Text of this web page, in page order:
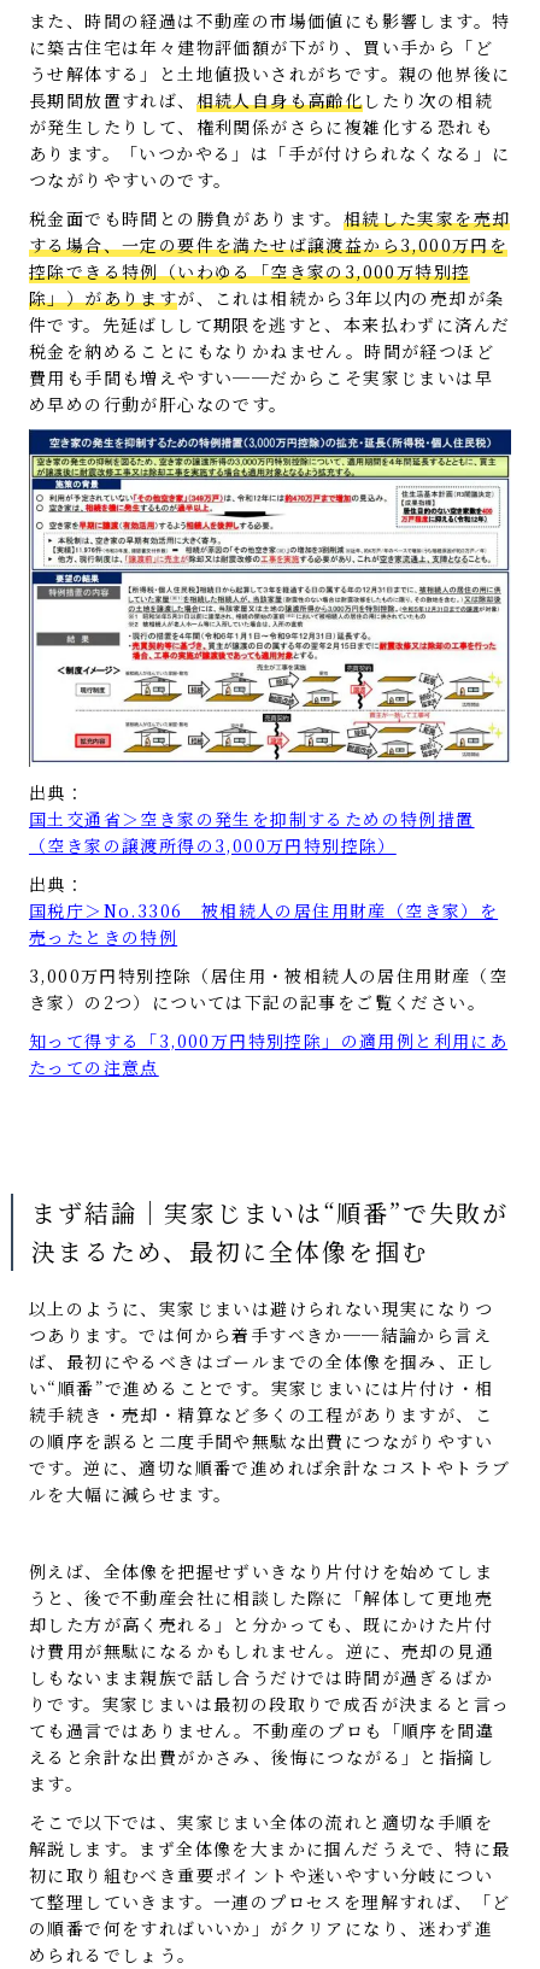
また、時間の経過は不動産の市場価値にも影響します。特
に築古住宅は年々建物評価額が下がり、買い手から「ど
うせ解体する」と土地値扱いされがちです。親の他界後に
長期間放置すれば、 相続人自身も高齢化したり次の相続
が発生したりして、権利関係がさらに複雑化する恐れも
あります。「いつかやる」は「手が付けられなくなる」に
つながりやすいのです。
税金面でも時間との勝負があります。 相続した実家を売却
する場合、一定の要件を満たせば譲渡益から3,000万円を
控除できる特例（いわゆる「空き家の3,000万特別控
除」）がありますが、これは相続から3年以内の売却が条
件です。先延ばしして期限を逃すと、本来払わずに済んだ
税金を納めることにもなりかねません。時間が経つほど
費用も手間も増えやすい──だからこそ実家じまいは早
め早めの行動が肝心なのです。
出典：
国土交通省＞空き家の発生を抑制するための特例措置
（空き家の譲渡所得の3,000万円特別控除）
出典：
国税庁＞No.3306 被相続人の居住用財産（空き家）を
売ったときの特例
3,000万円特別控除（居住用・被相続人の居住用財産（空
き家）の2つ）については下記の記事をご覧ください。
知って得する「3,000万円特別控除」の適用例と利用にあ
たっての注意点
まず結論｜実家じまいは“順番”で失敗が
決まるため、最初に全体像を掴む
以上のように、実家じまいは避けられない現実になりつ
つあります。では何から着手すべきか──結論から言え
ば、最初にやるべきはゴールまでの全体像を掴み、正し
い“順番”で進めることです。実家じまいには片付け・相
続手続き・売却・精算など多くの工程がありますが、こ
の順序を誤ると二度手間や無駄な出費につながりやすい
です。逆に、適切な順番で進めれば余計なコストやトラブ
ルを大幅に減らせます。
例えば、全体像を把握せずいきなり片付けを始めてしま
うと、後で不動産会社に相談した際に「解体して更地売
却した方が高く売れる」と分かっても、既にかけた片付
け費用が無駄になるかもしれません。逆に、売却の見通
しもないまま親族で話し合うだけでは時間が過ぎるばか
りです。実家じまいは最初の段取りで成否が決まると言っ
ても過言ではありません。不動産のプロも「順序を間違
えると余計な出費がかさみ、後悔につながる」と指摘し
ます。
そこで以下では、実家じまい全体の流れと適切な手順を
解説します。まず全体像を大まかに掴んだうえで、特に最
初に取り組むべき重要ポイントや迷いやすい分岐につい
て整理していきます。一連のプロセスを理解すれば、「ど
の順番で何をすればいいか」がクリアになり、迷わず進
められるでしょう。